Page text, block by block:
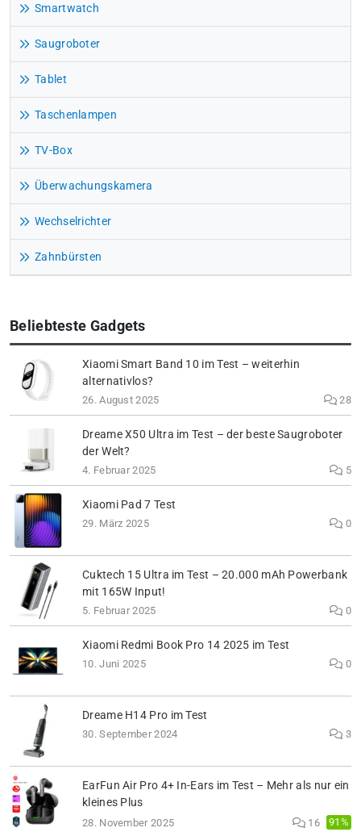
Smartwatch
Saugroboter
Tablet
Taschenlampen
TV-Box
Überwachungskamera
Wechselrichter
Zahnbürsten
Beliebteste Gadgets
Xiaomi Smart Band 10 im Test – weiterhin
alternativlos?
26. August 2025 28
Dreame X50 Ultra im Test – der beste Saugroboter
der Welt?
4. Februar 2025 5
Xiaomi Pad 7 Test
29. März 2025 0
Cuktech 15 Ultra im Test – 20.000 mAh Powerbank
mit 165W Input!
5. Februar 2025 0
Xiaomi Redmi Book Pro 14 2025 im Test
10. Juni 2025 0
Dreame H14 Pro im Test
30. September 2024 3
EarFun Air Pro 4+ In-Ears im Test – Mehr als nur ein
kleines Plus
28. November 2025 16 91%